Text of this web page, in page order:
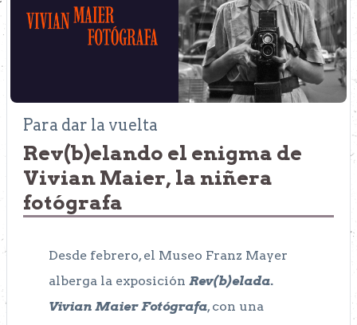
Para dar la vuelta
Rev(b)elando el enigma de
Vivian Maier, la niñera
fotógrafa
Desde febrero, el Museo Franz Mayer
alberga la exposición Rev(b)elada.
Vivian Maier Fotógrafa, con una